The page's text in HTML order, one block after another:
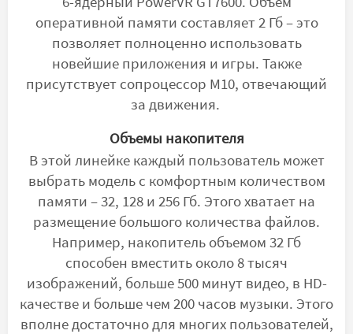
оперативной памяти составляет 2 Гб – это
позволяет полноценно использовать
новейшие приложения и игры. Также
присутствует сопроцессор М10, отвечающий
за движения.
Объемы накопителя
В этой линейке каждый пользователь может
выбрать модель с комфортным количеством
памяти – 32, 128 и 256 Гб. Этого хватает на
размещение большого количества файлов.
Например, накопитель объемом 32 Гб
способен вместить около 8 тысяч
изображений, больше 500 минут видео, в HD-
качестве и больше чем 200 часов музыки. Этого
вполне достаточно для многих пользователей,